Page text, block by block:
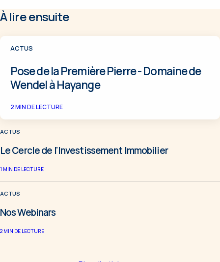
À lire ensuite
ACTUS
Pose de la Première Pierre - Domaine de
Wendel à Hayange
2MIN DE LECTURE
ACTUS
Le Cercle de l'Investissement Immobilier
1 MIN DE LECTURE
ACTUS
Nos Webinars
2 MIN DE LECTURE